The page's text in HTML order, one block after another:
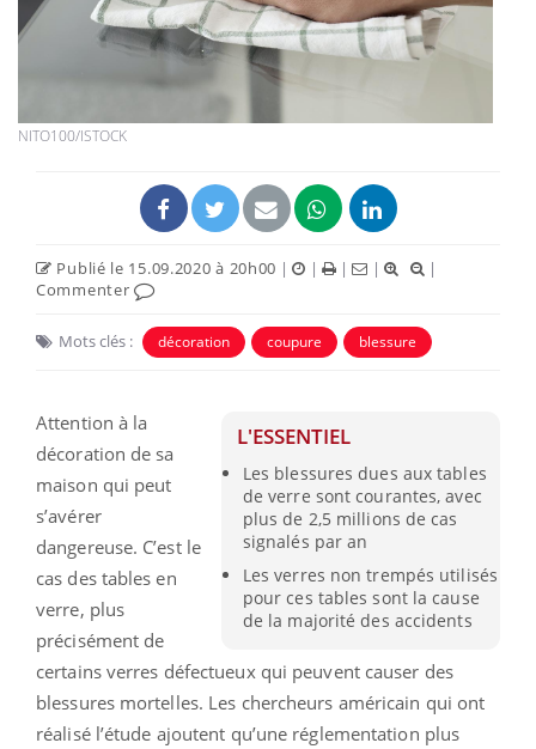
NITO100/ISTOCK
Publié le 15.09.2020 à 20h00 | | | |
|
Commenter
Mots clés : décoration coupure blessure
L'ESSENTIEL
Les blessures dues aux tables
de verre sont courantes, avec
plus de 2,5 millions de cas
signalés par an
Les verres non trempés utilisés
pour ces tables sont la cause
de la majorité des accidents
Attention à la
décoration de sa
maison qui peut
s’avérer
dangereuse. C’est le
cas des tables en
verre, plus
précisément de
certains verres défectueux qui peuvent causer des
blessures mortelles. Les chercheurs américain qui ont
réalisé l’étude ajoutent qu’une réglementation plus